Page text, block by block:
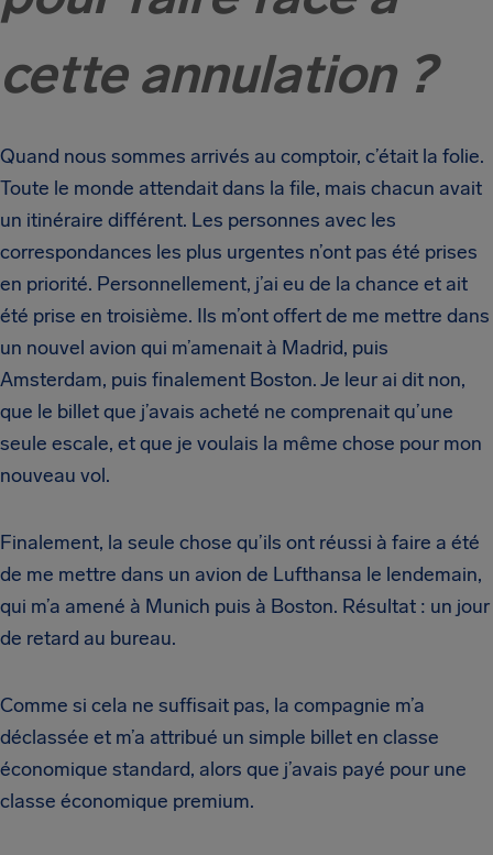
cette annulation ?
Quand nous sommes arrivés au comptoir, c’était la folie.
Toute le monde attendait dans la file, mais chacun avait
un itinéraire différent. Les personnes avec les
correspondances les plus urgentes n’ont pas été prises
en priorité. Personnellement, j’ai eu de la chance et ait
été prise en troisième. Ils m’ont offert de me mettre dans
un nouvel avion qui m’amenait à Madrid, puis
Amsterdam, puis finalement Boston. Je leur ai dit non,
que le billet que j’avais acheté ne comprenait qu’une
seule escale, et que je voulais la même chose pour mon
nouveau vol.
Finalement, la seule chose qu’ils ont réussi à faire a été
de me mettre dans un avion de Lufthansa le lendemain,
qui m’a amené à Munich puis à Boston. Résultat : un jour
de retard au bureau.
Comme si cela ne suffisait pas, la compagnie m’a
déclassée et m’a attribué un simple billet en classe
économique standard, alors que j’avais payé pour une
classe économique premium.